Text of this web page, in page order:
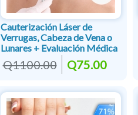
Cauterización Láser de
Verrugas, Cabeza de Vena o
Lunares + Evaluación Médica
Q1100.00 Q75.00